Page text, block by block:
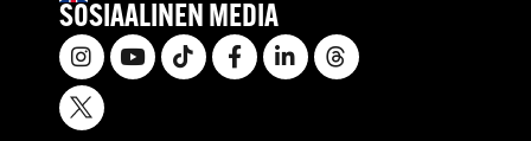
SOSIAALINEN MEDIA